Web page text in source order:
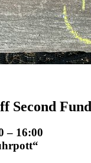
Second
– 16:00